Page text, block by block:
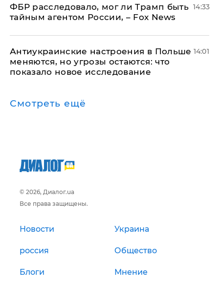
ФБР расследовало, мог ли Трамп быть
тайным агентом России, – Fox News
14:33
Антиукраинские настроения в Польше
меняются, но угрозы остаются: что
показало новое исследование
14:01
Смотреть ещё
© 2026, Диалог.ua
Все права защищены.
Новости Украина
россия Общество
Блоги Мнение